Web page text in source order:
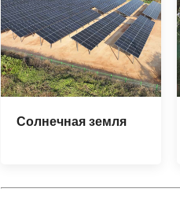
Солнечная земля